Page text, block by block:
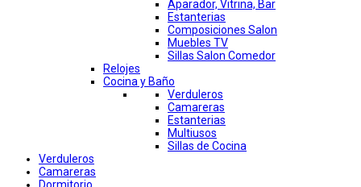
Aparador, Vitrina, Bar
Estanterias
Composiciones Salon
Muebles TV
Sillas Salon Comedor
Relojes
Cocina y Baño
Verduleros
Camareras
Estanterias
Multiusos
Sillas de Cocina
Verduleros
Camareras